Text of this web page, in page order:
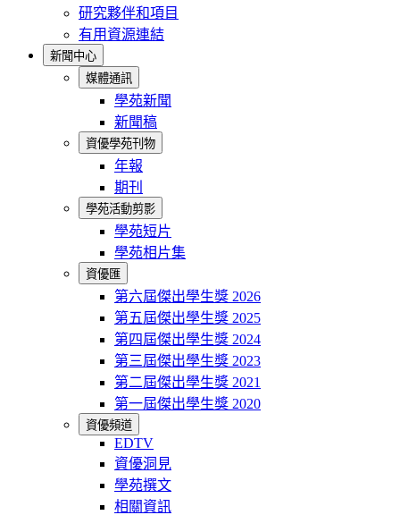
研究夥伴和項目
有用資源連結
新聞中心
媒體通訊
學苑新聞
新聞稿
資優學苑刊物
年報
期刊
學苑活動剪影
學苑短片
學苑相片集
資優匯
第六屆傑出學生獎 2026
第五屆傑出學生獎 2025
第四屆傑出學生獎 2024
第三屆傑出學生獎 2023
第二屆傑出學生獎 2021
第一屆傑出學生獎 2020
資優頻道
EDTV
資優洞見
學苑撰文
相關資訊